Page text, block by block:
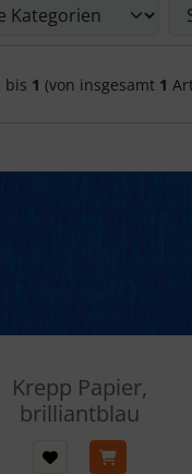
bis 1 (von insgesamt 1
Krepp Papier,
brilliantblau